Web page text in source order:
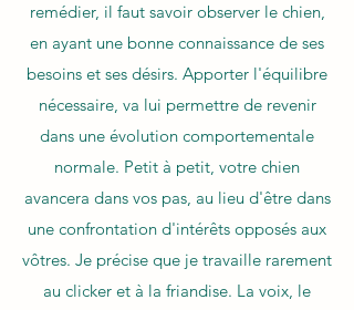
remédier, il faut savoir observer le chien,
en ayant une bonne connaissance de ses
besoins et ses désirs. Apporter l'équilibre
nécessaire, va lui permettre de revenir
dans une évolution comportementale
normale. Petit à petit, votre chien
avancera dans vos pas, au lieu d'être dans
une confrontation d'intérêts opposés aux
vôtres. Je précise que je travaille rarement
au clicker et à la friandise. La voix, le